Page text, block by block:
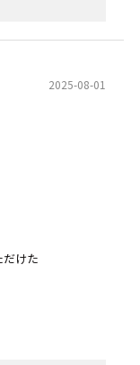
2025-08-01
けた